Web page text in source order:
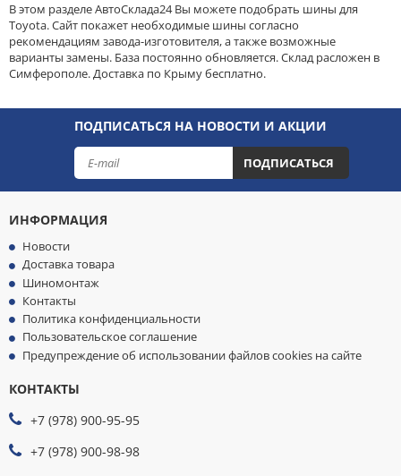
В этом разделе АвтоСклада24 Вы можете подобрать шины для
Toyota. Сайт покажет необходимые шины согласно
рекомендациям завода-изготовителя, а также возможные
варианты замены. База постоянно обновляется. Склад расложен в
Симферополе. Доставка по Крыму бесплатно.
ПОДПИСАТЬСЯ НА НОВОСТИ И АКЦИИ
ПОДПИСАТЬСЯ
ИНФОРМАЦИЯ
Новости
Доставка товара
Шиномонтаж
Контакты
Политика конфиденциальности
Пользовательское соглашение
Предупреждение об использовании файлов cookies на сайте
КОНТАКТЫ
+7 (978) 900-95-95
+7 (978) 900-98-98